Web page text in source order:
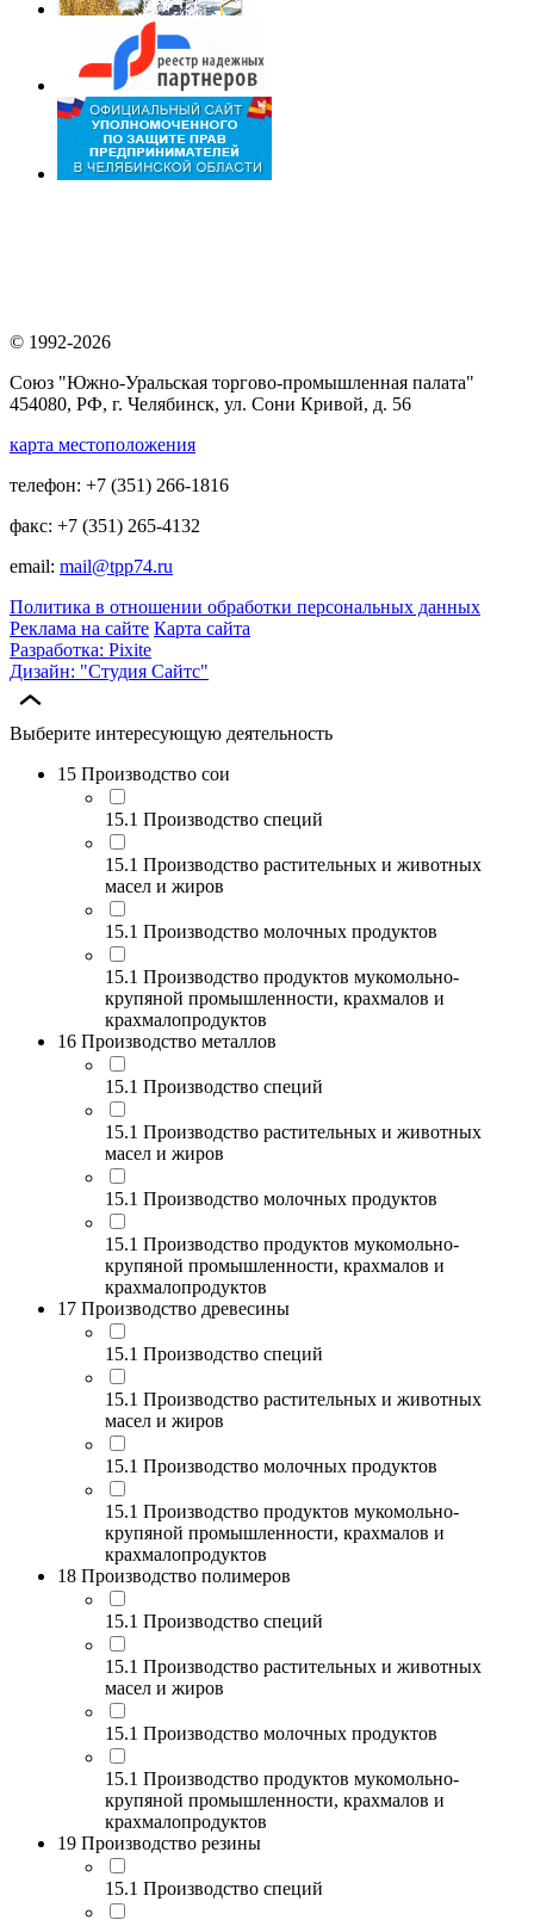
© 1992-2026
Союз "Южно-Уральская торгово-промышленная палата"
454080, РФ, г. Челябинск, ул. Сони Кривой, д. 56
карта местоположения
телефон: +7 (351) 266-1816
факс: +7 (351) 265-4132
email: mail@tpp74.ru
Политика в отношении обработки персональных данных
Реклама на сайте Карта сайта
Разработка: Pixite
Дизайн: "Студия Сайтс"
Выберите интересующую деятельность
15 Производство сои
15.1 Производство специй
15.1 Производство растительных и животных
масел и жиров
15.1 Производство молочных продуктов
15.1 Производство продуктов мукомольно-
крупяной промышленности, крахмалов и
крахмалопродуктов
16 Производство металлов
15.1 Производство специй
15.1 Производство растительных и животных
масел и жиров
15.1 Производство молочных продуктов
15.1 Производство продуктов мукомольно-
крупяной промышленности, крахмалов и
крахмалопродуктов
17 Производство древесины
15.1 Производство специй
15.1 Производство растительных и животных
масел и жиров
15.1 Производство молочных продуктов
15.1 Производство продуктов мукомольно-
крупяной промышленности, крахмалов и
крахмалопродуктов
18 Производство полимеров
15.1 Производство специй
15.1 Производство растительных и животных
масел и жиров
15.1 Производство молочных продуктов
15.1 Производство продуктов мукомольно-
крупяной промышленности, крахмалов и
крахмалопродуктов
19 Производство резины
15.1 Производство специй